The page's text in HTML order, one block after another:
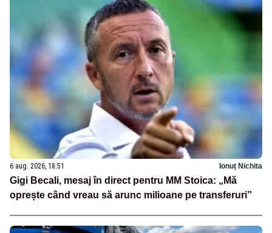
6 aug. 2026, 18:51 Ionuț Nichita
Gigi Becali, mesaj în direct pentru MM Stoica: „Mă
oprește când vreau să arunc milioane pe transferuri”